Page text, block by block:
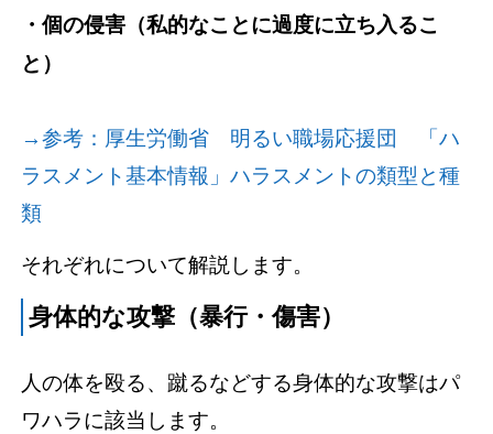
・個の侵害（私的なことに過度に立ち入るこ
と）
→参考：厚生労働省 明るい職場応援団 「ハ
ラスメント基本情報」ハラスメントの類型と種
類
それぞれについて解説します。
身体的な攻撃（暴行・傷害）
人の体を殴る、蹴るなどする身体的な攻撃はパ
ワハラに該当します。